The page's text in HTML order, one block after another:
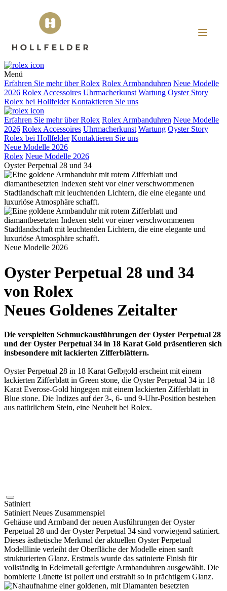
Menü
Erfahren Sie mehr überRolex Rolex Armbanduhren Neue Modelle
2026 Rolex Accessoires Uhrmacherkunst Wartung Oyster Story
Rolex bei Hollfelder Kontaktieren Sie uns
Erfahren Sie mehr überRolex Rolex Armbanduhren Neue Modelle
2026 Rolex Accessoires Uhrmacherkunst Wartung Oyster Story
Rolex bei Hollfelder Kontaktieren Sie uns
Neue Modelle 2026
Rolex Neue Modelle 2026
Oyster Perpetual 28 und 34
Neue Modelle 2026
Oyster Perpetual 28 und 34
von Rolex
Neues Goldenes Zeitalter
Die verspielten Schmuckausführungen der Oyster Perpetual 28
und der Oyster Perpetual 34 in 18 Karat Gold präsentieren sich
insbesondere mit lackierten Zifferblättern.
Oyster Perpetual 28 in 18 Karat Gelbgold erscheint mit einem
lackierten Zifferblatt in Green stone, die Oyster Perpetual 34 in 18
Karat Everose-Gold hingegen mit einem lackierten Zifferblatt in
Blue stone. Die Indizes auf der 3-, 6- und 9-Uhr-Position bestehen
aus natürlichem Stein, eine Neuheit bei Rolex.
Satiniert
Satiniert Neues Zusammenspiel
Gehäuse und Armband der neuen Ausführungen der Oyster
Perpetual 28 und der Oyster Perpetual 34 sind vorwiegend satiniert.
Dieses ästhetische Merkmal der aktuellen Oyster Perpetual
Modelllinie verleiht der Oberfläche der Modelle einen sanft
strukturierten Glanz. Erstmals wurde das satinierte Finish für
vollständig in Edelmetall gefertigte Armbanduhren ausgewählt. Die
bombierte Lünette ist poliert und erstrahlt so in prächtigem Glanz.